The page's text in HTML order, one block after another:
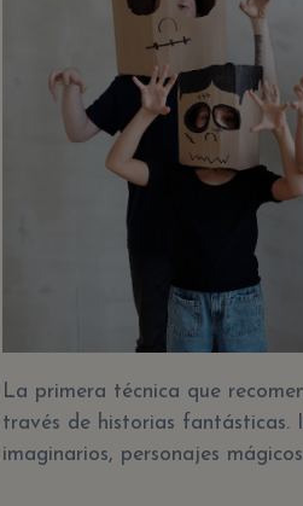
La primera técnica que
través de historias fantásticas.
imaginarios, personajes